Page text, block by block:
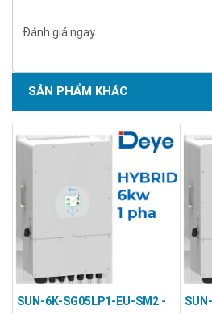
Đánh giá ngay
SẢN PHẨM KHÁC
SUN-6K-SG05LP1-EU-SM2 -